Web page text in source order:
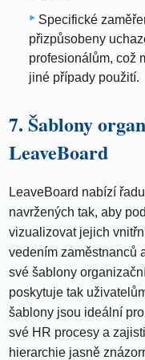
Specifické
přizpůsobeny
profesionálům, což
jiné případy použití.
7. Šablony
LeaveBoard
LeaveBoard nabízí
navržených tak, aby
vizualizovat jejich
vedením zaměstnanců
své šablony
poskytuje tak
šablony jsou ideální
své HR procesy a
hierarchie jasně